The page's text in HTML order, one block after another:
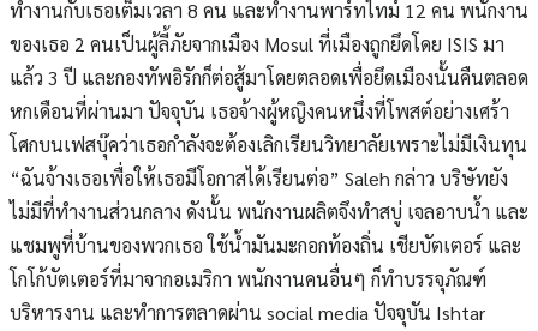
ทำงานกับเธอเต็มเวลา 8 คน และทำงานพาร์ทไทม์ 12 คน พนักงาน
ของเธอ 2 คนเป็นผู้ลี้ภัยจากเมือง Mosul ที่เมืองถูกยึดโดย ISIS มา
แล้ว 3 ปี และกองทัพอิรักก็ต่อสู้มาโดยตลอดเพื่อยึดเมืองนั้นคืนตลอด
หกเดือนที่ผ่านมา ปัจจุบัน เธอจ้างผู้หญิงคนหนึ่งที่โพสต์อย่างเศร้า
โศกบนเฟสบุ๊คว่าเธอกำลังจะต้องเลิกเรียนวิทยาลัยเพราะไม่มีเงินทุน
“ฉันจ้างเธอเพื่อให้เธอมีโอกาสได้เรียนต่อ” Saleh กล่าว บริษัทยัง
ไม่มีที่ทำงานส่วนกลาง ดังนั้น พนักงานผลิตจึงทำสบู่ เจลอาบน้ำ และ
แชมพูที่บ้านของพวกเธอ ใช้น้ำมันมะกอกท้องถิ่น เชียบัตเตอร์ และ
โกโก้บัตเตอร์ที่มาจากอเมริกา พนักงานคนอื่นๆ ก็ทำบรรจุภัณฑ์
บริหารงาน และทำการตลาดผ่าน social media ปัจจุบัน Ishtar